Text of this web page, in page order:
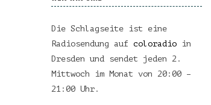
Die Schlagseite ist eine
Radiosendung auf coloradio in
Dresden und sendet jeden 2.
Mittwoch im Monat von 20:00 –
21:00 Uhr.